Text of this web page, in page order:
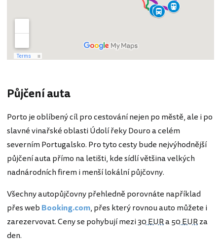
Půjčení auta
Porto je oblíbený cíl pro cestování nejen po městě, ale i po
slavné vinařské oblasti Údolí řeky Douro a celém
severním Portugalsko. Pro tyto cesty bude nejvýhodnější
půjčení auta přímo na letišti, kde sídlí většina velkých
nadnárodních firem i menší lokální půjčovny.
Všechny autopůjčovny přehledně porovnáte například
přes web Booking.com, přes který rovnou auto můžete i
zarezervovat. Ceny se pohybují mezi30 EURa50 EURza
den.